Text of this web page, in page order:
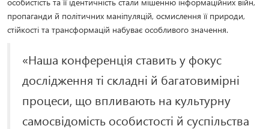
пропаганди й політичних маніпуляцій, осмислення її природи,
стійкості та трансформацій набуває особливого значення.
«Наша конференція ставить у фокус
дослідження ті складні й багатовимірні
процеси, що впливають на культурну
самосвідомість особистості й суспільства